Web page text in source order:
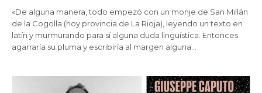
«De alguna manera, todo empezó con un monje de San Millán
de la Cogolla (hoy provincia de La Rioja), leyendo un texto en
latín y murmurando para sí alguna duda lingüística. Entonces
agarraría su pluma y escribiría al margen alguna…